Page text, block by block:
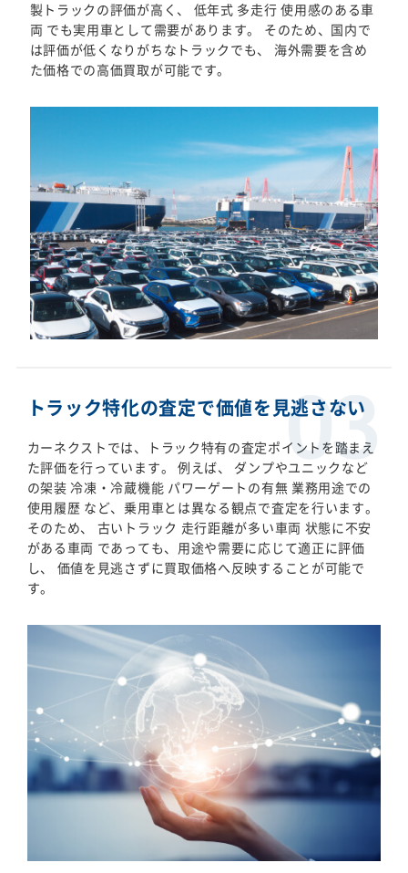
製トラックの評価が高く、 低年式 多走行 使用感のある車
両 でも実用車として需要があります。 そのため、国内で
は評価が低くなりがちなトラックでも、 海外需要を含め
た価格での高価買取が可能です。
トラック特化の査定で価値を見逃さない
カーネクストでは、トラック特有の査定ポイントを踏まえ
た評価を行っています。 例えば、 ダンプやユニックなど
の架装 冷凍・冷蔵機能 パワーゲートの有無 業務用途での
使用履歴 など、乗用車とは異なる観点で査定を行います。
そのため、 古いトラック 走行距離が多い車両 状態に不安
がある車両 であっても、用途や需要に応じて適正に評価
し、 価値を見逃さずに買取価格へ反映することが可能で
す。